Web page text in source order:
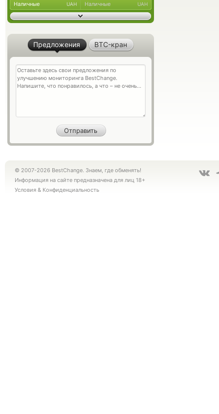
Наличные UAH Наличные UAH
Предложения BTC-кран
© 2007-2026 BestChange. Знаем, где обменять!
Информация на сайте предназначена для лиц 18+
Условия & Конфиденциальность